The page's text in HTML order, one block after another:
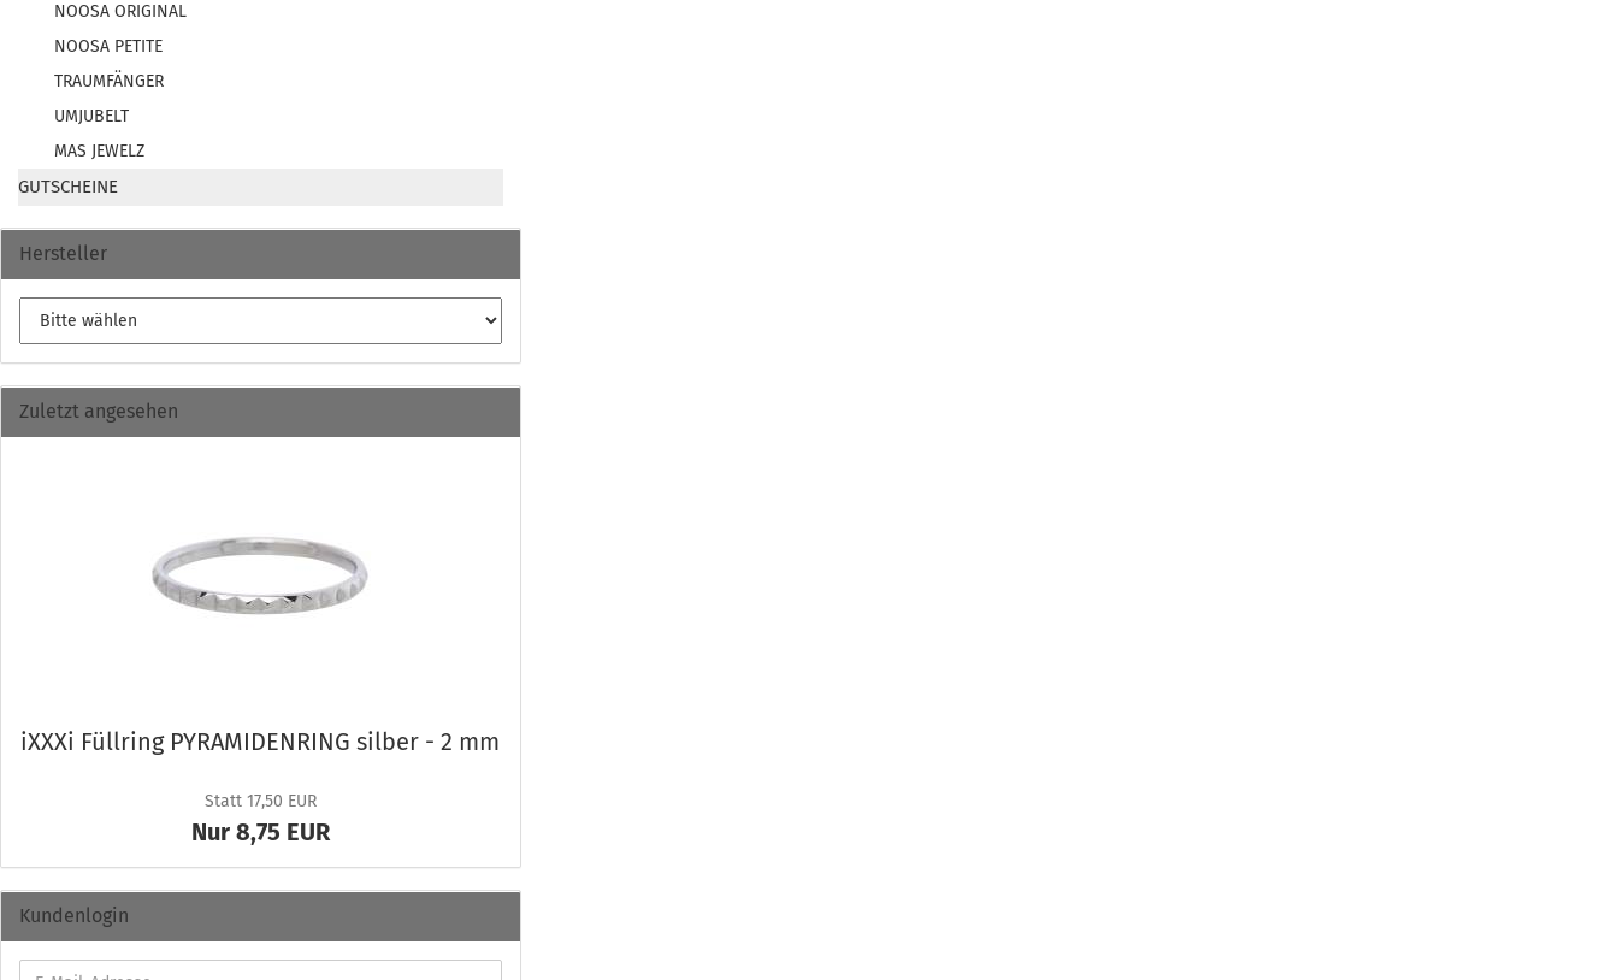
NOOSA ORIGINAL
NOOSA PETITE
TRAUMFÄNGER
UMJUBELT
MAS JEWELZ
GUTSCHEINE
Hersteller
Zuletzt angesehen
iXXXi Füll­ring PY­RA­MI­DEN­RING sil­ber - 2 mm
Statt 17,50 EUR
Nur 8,75 EUR
Kundenlogin